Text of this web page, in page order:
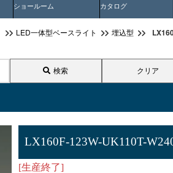
ショールーム カタログ
LED一体型ベースライト 埋込型
検索 クリア
LX160F-123W-UK110T-
[生産終了]